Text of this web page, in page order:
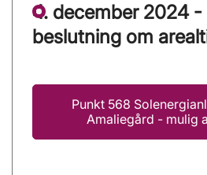
4. december 2024 -
beslutning om
Punkt 568
Amaliegård - mulig